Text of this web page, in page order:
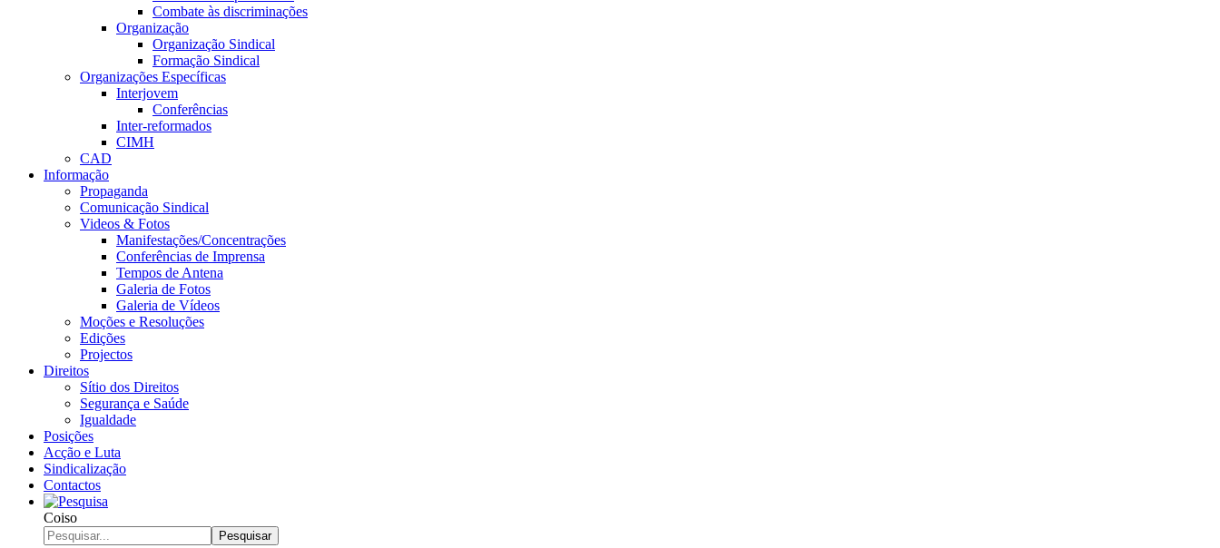
Combate às discriminações
Organização
Organização Sindical
Formação Sindical
Organizações Específicas
Interjovem
Conferências
Inter-reformados
CIMH
CAD
Informação
Propaganda
Comunicação Sindical
Videos & Fotos
Manifestações/Concentrações
Conferências de Imprensa
Tempos de Antena
Galeria de Fotos
Galeria de Vídeos
Moções e Resoluções
Edições
Projectos
Direitos
Sítio dos Direitos
Segurança e Saúde
Igualdade
Posições
Acção e Luta
Sindicalização
Contactos
Coiso
Pesquisar